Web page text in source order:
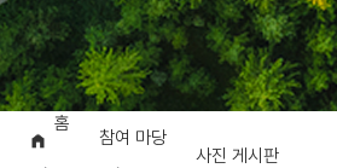
홈
참여 마당
사진 게시판